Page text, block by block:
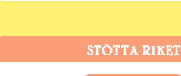
STÖTTA RIKET